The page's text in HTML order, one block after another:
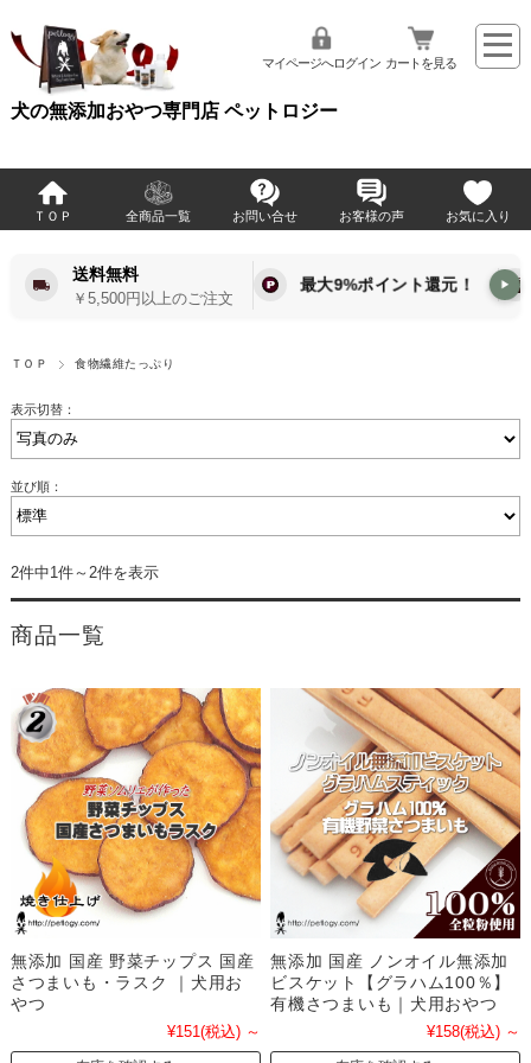
犬の無添加おやつ専門店 ペットロジー
マイページへログイン カートを見る
ＴＯＰ 全商品一覧 お問い合せ お客様の声 お気に入り
送料無料
￥5,500円以上のご注文
最大9%ポイント還元！ ▶
ＴＯＰ 食物繊維たっぷり
表示切替：
並び順：
2件中1件～2件を表示
商品一覧
無添加 国産 野菜チップス 国産
さつまいも・ラスク ｜犬用お
やつ
¥151(税込) ～
無添加 国産 ノンオイル無添加
ビスケット【グラハム100％】
有機さつまいも｜犬用おやつ
¥158(税込) ～